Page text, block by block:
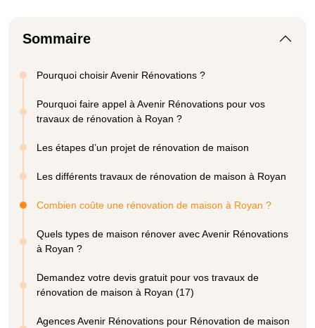
Sommaire
Pourquoi choisir Avenir Rénovations ?
Pourquoi faire appel à Avenir Rénovations pour vos
travaux de rénovation à Royan ?
Les étapes d’un projet de rénovation de maison
Les différents travaux de rénovation de maison à Royan
Combien coûte une rénovation de maison à Royan ?
Quels types de maison rénover avec Avenir Rénovations
à Royan ?
Demandez votre devis gratuit pour vos travaux de
rénovation de maison à Royan (17)
Agences Avenir Rénovations pour Rénovation de maison